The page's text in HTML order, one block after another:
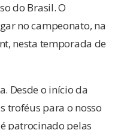
do Brasil. O
no campeonato, na
nesta temporada de
Desde o início da
troféus para o nosso
patrocinado pelas